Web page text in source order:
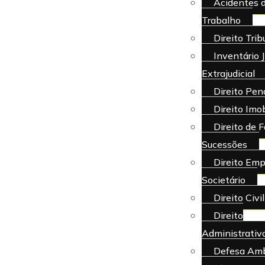
Acidentes
Trabalho
Direito
Inventário
Extrajudicial
Direito
Direito
Direito de
Sucessões
Direito
Societário
Direito Civil
Direito
Defesa